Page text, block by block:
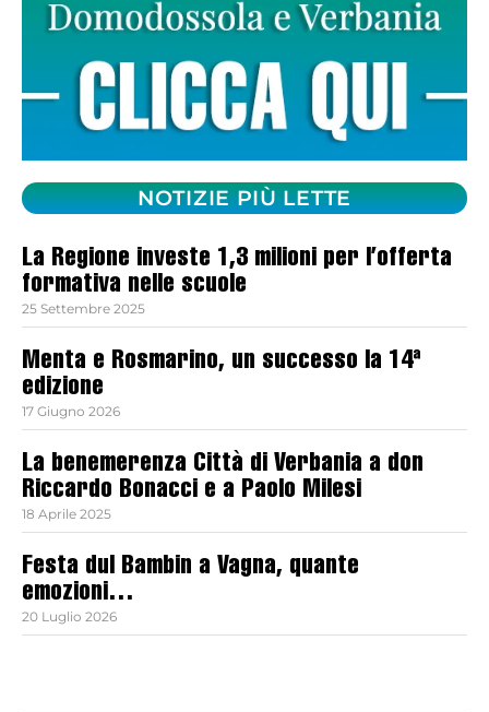
NOTIZIE PIÙ LETTE
La Regione investe 1,3 milioni per l’offerta
formativa nelle scuole
25 Settembre 2025
Menta e Rosmarino, un successo la 14ª
edizione
17 Giugno 2026
La benemerenza Città di Verbania a don
Riccardo Bonacci e a Paolo Milesi
18 Aprile 2025
Festa dul Bambin a Vagna, quante
emozioni…
20 Luglio 2026